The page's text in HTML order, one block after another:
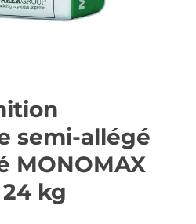
semi-allégé
MONOMAX
24 kg